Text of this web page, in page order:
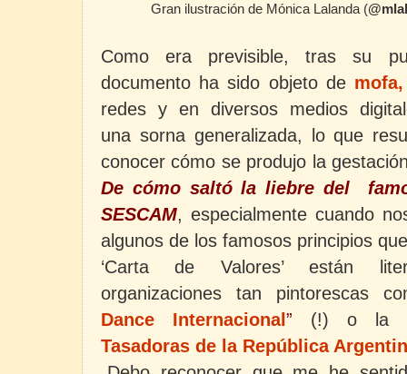
Gran ilustración de Mónica Lalanda (
Como era previsible, tras su
documento ha sido objeto de
redes y en diversos medios
una sorna generalizada, lo que
conocer cómo se produjo la
De cómo saltó la liebre del
SESCAM, especialmente cuando
algunos de los famosos principios
‘Carta de Valores’ están
organizaciones tan pintorescas
Dance Internacional ” (!) o la
Tasadoras de la República